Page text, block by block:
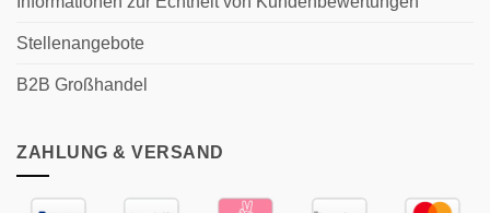
Stellenangebote
B2B Großhandel
ZAHLUNG & VERSAND